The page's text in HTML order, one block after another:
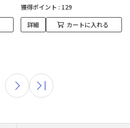
獲得ポイント : 129
詳細 カートに入れる